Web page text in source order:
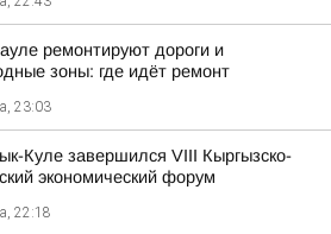
ремонтируют дороги и
зоны: где идёт ремонт
23:03
Куле завершился VIII Кыргызско-
экономический форум
22:18